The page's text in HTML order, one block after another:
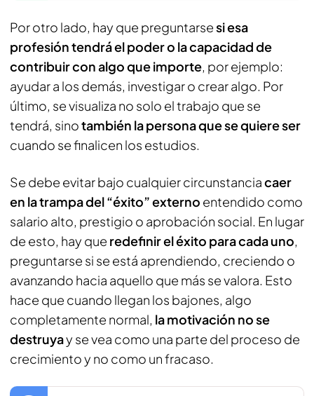
Por otro lado, hay que preguntarsesi esa
profesión tendrá el poder o la capacidad de
contribuir con algo que importe, por ejemplo:
ayudar a los demás, investigar o crear algo. Por
último, se visualiza no solo el trabajo que se
tendrá, sinotambién la persona que se quiere ser
cuando se finalicen los estudios.
Se debe evitar bajo cualquier circunstanciacaer
en la trampa del “éxito” externo entendido como
salario alto, prestigio o aprobación social. En lugar
de esto, hay que redefinir el éxito para cada uno,
preguntarse si se está aprendiendo, creciendo o
avanzando hacia aquello que más se valora. Esto
hace que cuando llegan los bajones, algo
completamente normal, la motivación no se
destruyay se vea como una parte del proceso de
crecimiento y no como un fracaso.